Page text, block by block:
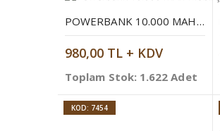
POWERBANK 10.000 MAH MOBIL ŞARJ CIHAZI
980,00 TL + KDV
Toplam Stok: 1.622 Adet
KOD: 7454